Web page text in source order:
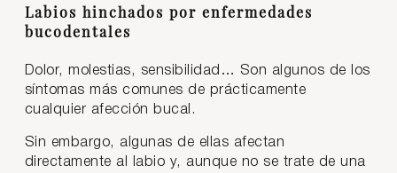
Labios hinchados por enfermedades
bucodentales
Dolor, molestias, sensibilidad… Son algunos de los
síntomas más comunes de prácticamente
cualquier afección bucal.
Sin embargo, algunas de ellas afectan
directamente al labio y, aunque no se trate de una